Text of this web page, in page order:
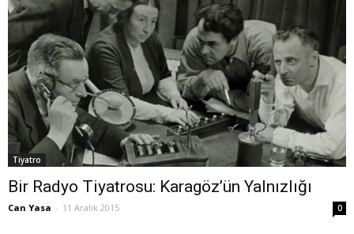
Tiyatro
Bir Radyo Tiyatrosu: Karagöz’ün Yalnızlığı
Can Yasa - 11 Aralık 2015 0